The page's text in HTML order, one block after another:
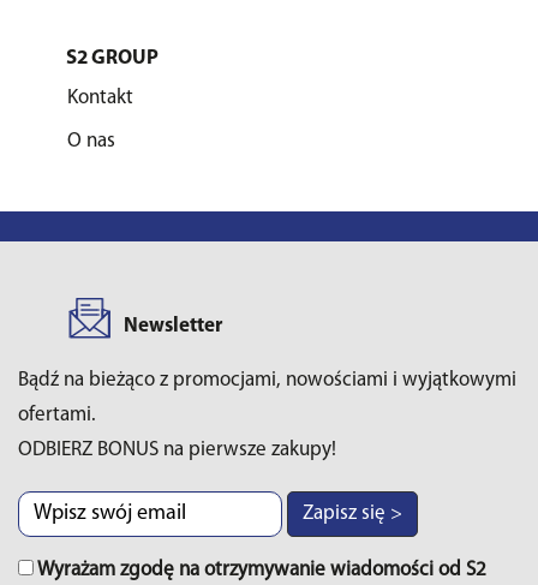
S2 GROUP
Kontakt
O nas
Newsletter
Bądź na bieżąco z promocjami, nowościami i wyjątkowymi
ofertami.
ODBIERZ BONUS na pierwsze zakupy!
Zapisz się >
Wyrażam zgodę na otrzymywanie wiadomości od S2